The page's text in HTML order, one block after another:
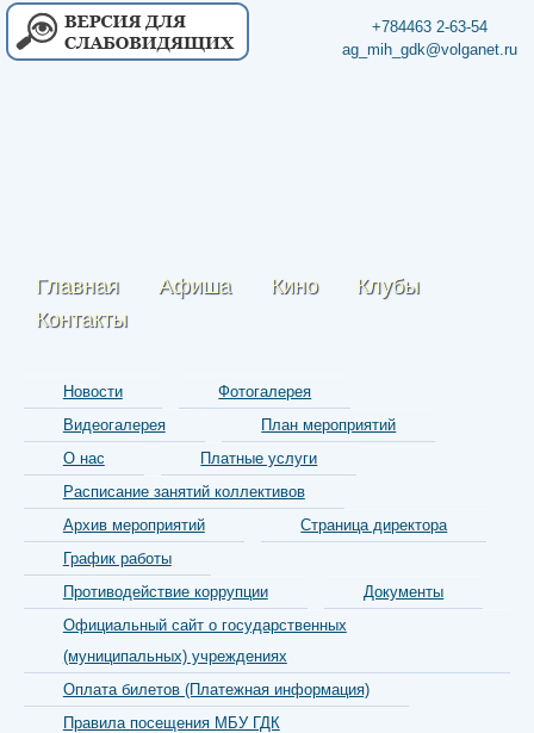
+784463 2-63-54
ag_mih_gdk@volganet.ru
Главная Афиша Кино
Клубы
Контакты
Новости
Фотогалерея
Видеогалерея
План мероприятий
О нас
Платные услуги
Расписание занятий коллективов
Архив мероприятий
Страница директора
График работы
Противодействие коррупции
Документы
Официальный сайт о государственных
(муниципальных) учреждениях
Оплата билетов (Платежная информация)
Правила посещения МБУ ГДК